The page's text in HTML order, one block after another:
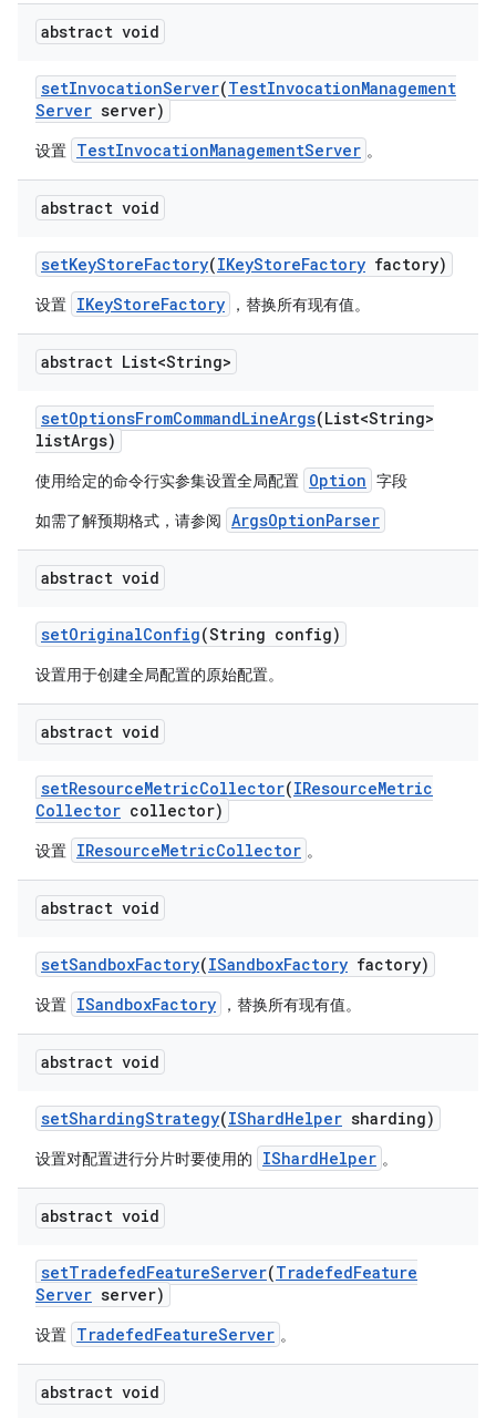
abstract void
setInvocationServer(TestInvocationManagement
Server server)
设置 TestInvocationManagementServer 。
abstract void
setKeyStoreFactory(IKeyStoreFactory factory)
设置 IKeyStoreFactory ，替换所有现有值。
abstract List<String>
setOptionsFromCommandLineArgs(List<String>
listArgs)
使用给定的命令行实参集设置全局配置 Option 字段
如需了解预期格式，请参阅 ArgsOptionParser
abstract void
setOriginalConfig(String config)
设置用于创建全局配置的原始配置。
abstract void
setResourceMetricCollector(IResourceMetric
Collector collector)
设置 IResourceMetricCollector 。
abstract void
setSandboxFactory(ISandboxFactory factory)
设置 ISandboxFactory ，替换所有现有值。
abstract void
setShardingStrategy(IShardHelper sharding)
设置对配置进行分片时要使用的 IShardHelper 。
abstract void
setTradefedFeatureServer(TradefedFeature
Server server)
设置 TradefedFeatureServer 。
abstract void